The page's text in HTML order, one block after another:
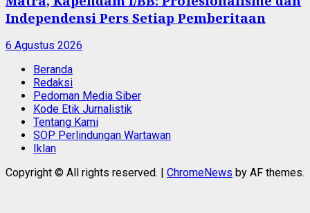
Independensi Pers Setiap Pemberitaan
6 Agustus 2026
Beranda
Redaksi
Pedoman Media Siber
Kode Etik Jurnalistik
Tentang Kami
SOP Perlindungan Wartawan
Iklan
Copyright © All rights reserved.
ChromeNews by AF themes.